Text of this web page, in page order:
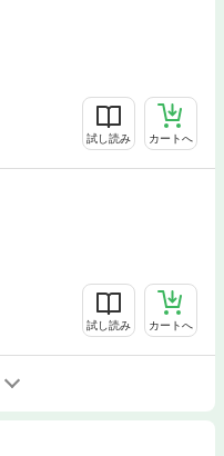
試し読み カートへ
試し読み カートへ